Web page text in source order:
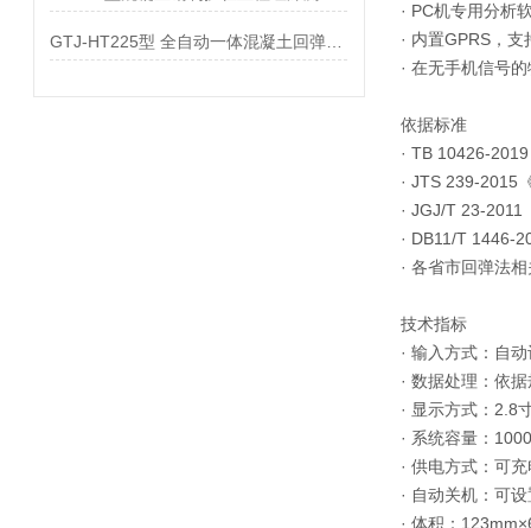
· PC机专用分析
· 内置GPRS，
· 在无手机信号
依据标准
· TB 10426-
· JTS 239-2015
· JGJ/T 23-2011
· DB11/T 1446-
· 各省市回弹法
技术指标
· 输入方式：自
· 数据处理：依
· 显示方式：2.8
· 系统容量：
· 供电方式：可
· 自动关机：可
· 体积：